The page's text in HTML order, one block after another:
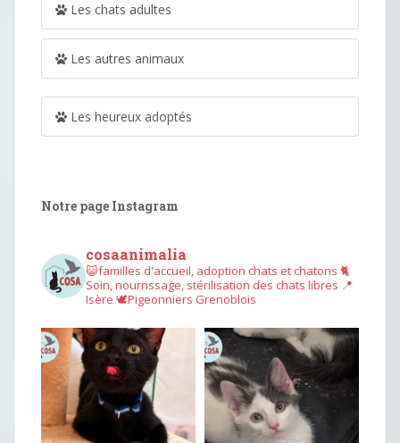
Les chats adultes
Les autres animaux
Les heureux adoptés
Notre page Instagram
cosaanimalia
😺familles d'accueil, adoption chats et chatons 🐈
Soin, nourrissage, stérilisation des chats libres 📍
Isère 🕊︎Pigeonniers Grenoblois